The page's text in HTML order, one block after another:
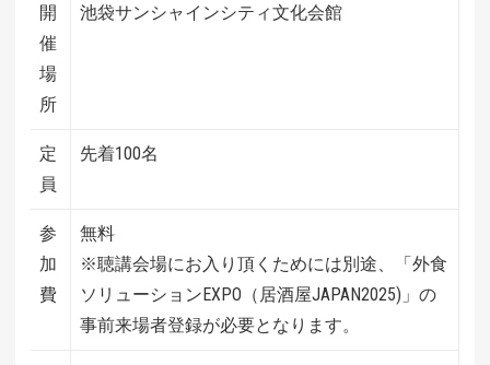
開
催
場
所
池袋サンシャインシティ文化会館
定
員
先着100名
参
加
費
無料
※聴講会場にお入り頂くためには別途、「外食
ソリューションEXPO（居酒屋JAPAN2025)」の
事前来場者登録が必要となります。